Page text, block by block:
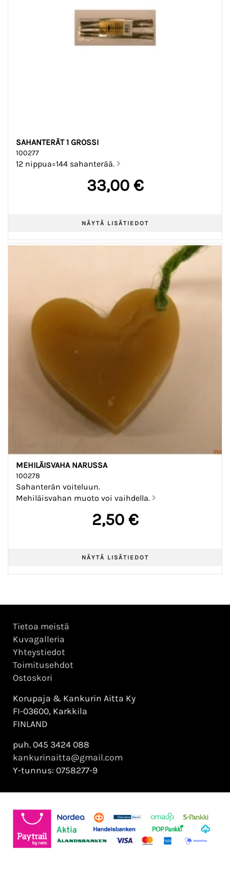
SAHANTERÄT 1 GROSSI
100277
12 nippua=144 sahanterää.
33,00 €
MEHILÄISVAHA NARUSSA
100278
Sahanterän voiteluun.
Mehiläisvahan muoto voi vaihdella.
2,50 €
Tietoa meistä
Kuvagalleria
Yhteystiedot
Toimitusehdot
Ostoskori
Korupaja & Kankurin Aitta Ky
FI-03600, Karkkila
FINLAND
puh. 045 3424 088
kankurinaitta@gmail.com
Y-tunnus: 0758277-9